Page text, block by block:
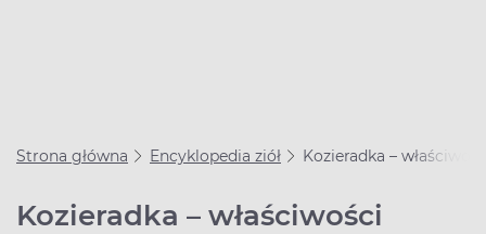
Strona główna Encyklopedia ziół Kozieradka –
Kozieradka – właściwości